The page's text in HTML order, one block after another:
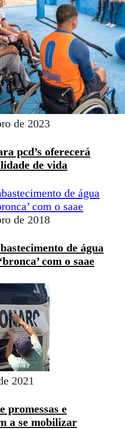
de 2023
pcd’s oferecerá
de vida
de 2018
de água
com o saae
2021
promessas e
a se mobilizar